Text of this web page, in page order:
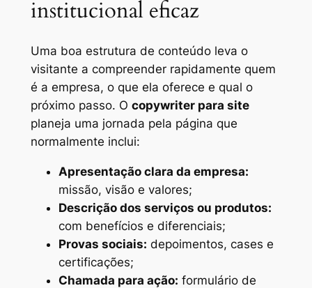
institucional eficaz
Uma boa estrutura de conteúdo leva o
visitante a compreender rapidamente quem
é a empresa, o que ela oferece e qual o
próximo passo. O copywriter para site
planeja uma jornada pela página que
normalmente inclui:
Apresentação clara da empresa:
missão, visão e valores;
Descrição dos serviços ou produtos:
com benefícios e diferenciais;
Provas sociais: depoimentos, cases e
certificações;
Chamada para ação: formulário de